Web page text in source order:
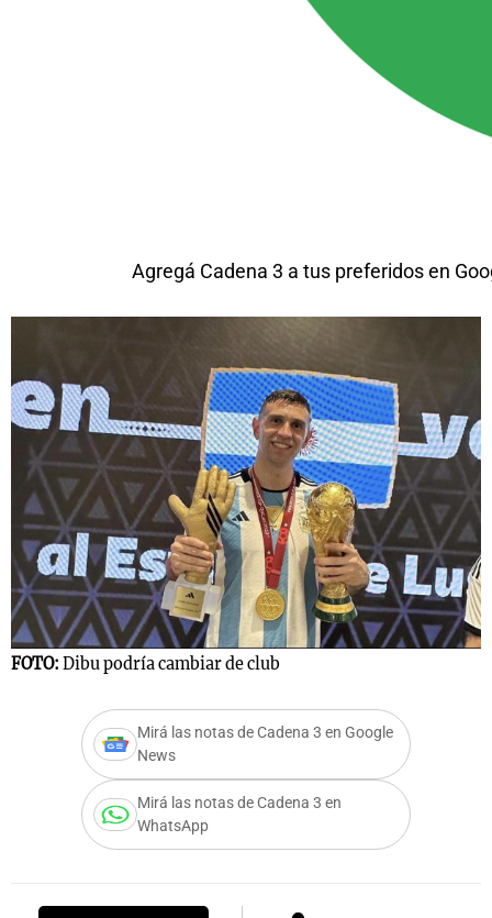
Agregá Cadena 3 a tus preferidos en
FOTO: Dibu podría cambiar de club
Mirá las notas de Cadena 3 en Google
News
Mirá las notas de Cadena 3 en
WhatsApp